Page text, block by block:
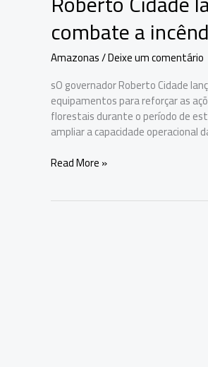
combate a
Amazonas/Deixe um comentário
sO governador Roberto Cidade
equipamentos para reforçar as
florestais durante o período de
ampliar a capacidade operacional
Roberto
Read More »